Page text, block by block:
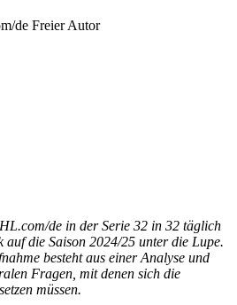
de Freier Autor
de in der Serie 32 in 32 täglich
die Saison 2024/25 unter die Lupe.
besteht aus einer Analyse und
Fragen, mit denen sich die
müssen.